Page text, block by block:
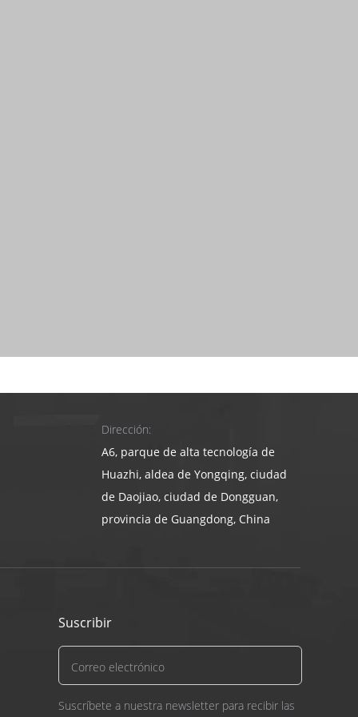
Dirección:
A6, parque de alta tecnología de
Huazhi, aldea de Yongqing, ciudad
de Daojiao, ciudad de Dongguan,
provincia de Guangdong, China
Suscribir
Suscríbete a nuestra newsletter para recibir las